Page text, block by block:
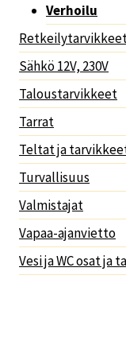
Verhoilu
Sähkö 12V, 230V
Taloustarvikkeet
Tarrat
Teltat ja
Turvallisuus
Valmistajat
Vapaa-ajanvietto
Vesi ja WC osat ja